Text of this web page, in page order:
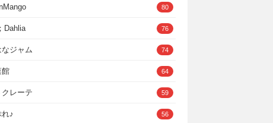
80
Dahlia 76
なジャム 74
館 64
クレーテ 59
♪ 56